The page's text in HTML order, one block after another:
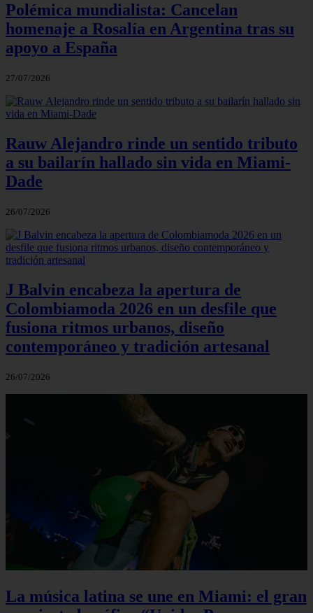
Polémica mundialista: Cancelan
homenaje a Rosalía en Argentina tras su
apoyo a España
27/07/2026
Rauw Alejandro rinde un sentido tributo
a su bailarín hallado sin vida en Miami-
Dade
26/07/2026
J Balvin encabeza la apertura de
Colombiamoda 2026 en un desfile que
fusiona ritmos urbanos, diseño
contemporáneo y tradición artesanal
26/07/2026
La música latina se une en Miami: el gran